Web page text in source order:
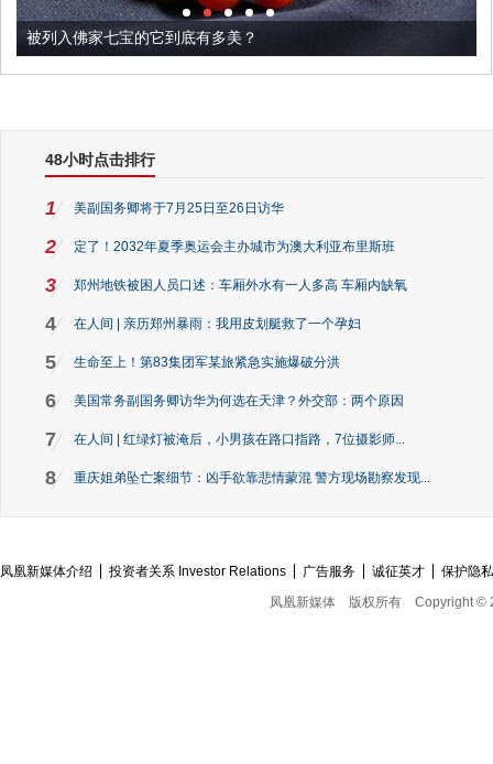
被列入佛家七宝的它到底有多美？
48小时点击排行
1 美副国务卿将于7月25日至26日访华
2 定了！2032年夏季奥运会主办城市为澳大利亚布里斯班
3 郑州地铁被困人员口述：车厢外水有一人多高 车厢内缺氧
4 在人间 | 亲历郑州暴雨：我用皮划艇救了一个孕妇
5 生命至上！第83集团军某旅紧急实施爆破分洪
6 美国常务副国务卿访华为何选在天津？外交部：两个原因
7 在人间 | 红绿灯被淹后，小男孩在路口指路，7位摄影师...
8 重庆姐弟坠亡案细节：凶手欲靠悲情蒙混 警方现场勘察发现...
凤凰新媒体介绍 投资者关系 Investor Relations 广告服务 诚征英才
保护隐
凤凰新媒体
版权所有 Copyright ©